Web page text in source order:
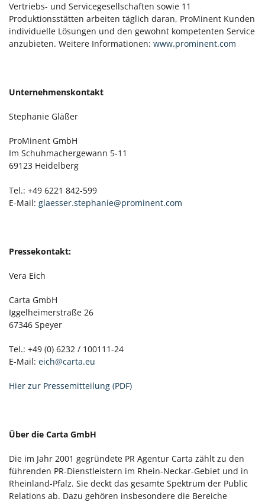
Vertriebs- und Servicegesellschaften sowie 11
Produktionsstätten arbeiten täglich daran, ProMinent Kunden
individuelle Lösungen und den gewohnt kompetenten Service
anzubieten. Weitere Informationen: www.prominent.com
Unternehmenskontakt
Stephanie Gläßer
ProMinent GmbH
Im Schuhmachergewann 5-11
69123 Heidelberg
Tel.: +49 6221 842-599
E-Mail: glaesser.stephanie@prominent.com
Pressekontakt:
Vera Eich
Carta GmbH
Iggelheimerstraße 26
67346 Speyer
Tel.: +49 (0) 6232 / 100111-24
E-Mail: eich@carta.eu
Hier zur Pressemitteilung (PDF)
Über die Carta GmbH
Die im Jahr 2001 gegründete PR Agentur Carta zählt zu den
führenden PR-Dienstleistern im Rhein-Neckar-Gebiet und in
Rheinland-Pfalz. Sie deckt das gesamte Spektrum der Public
Relations ab. Dazu gehören insbesondere die Bereiche